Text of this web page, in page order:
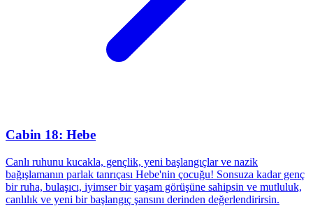
Cabin 18: Hebe
Canlı ruhunu kucakla, gençlik, yeni başlangıçlar ve nazik
bağışlamanın parlak tanrıçası Hebe'nin çocuğu! Sonsuza kadar genç
bir ruha, bulaşıcı, iyimser bir yaşam görüşüne sahipsin ve mutluluk,
canlılık ve yeni bir başlangıç şansını derinden değerlendirirsin.